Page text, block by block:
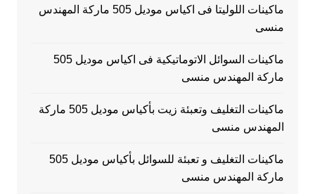
ماكينات اللوليتا فى اكياس موديل 505 ماركة المهندس
منسى
ماكينات السوائل الاتوماتيكية فى اكياس موديل 505
ماركة المهندس منسى
ماكينات التغليف وتعبئة زيت بأكياس موديل 505 ماركة
المهندس منسى
ماكينات التغليف و تعبئة للسوائل بأكياس موديل 505
ماركة المهندس منسى